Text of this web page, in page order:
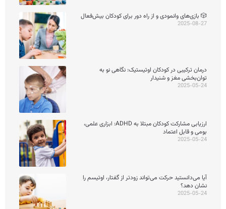
🎲 بازی‌های وانمودی و از راه دور برای کودکان بیش‌فعال
2025-08-27
درمان ترکیبی در کودکان اوتیستیک: نگاهی نو به
توان‌بخشی مغز و شنیدار
2025-05-24
ارزیابی مشارکت کودکان مبتلا به ADHD: ابزاری علمی،
بومی و قابل اعتماد
2025-05-24
آیا می‌دانستید حرکت می‌تواند زودتر از گفتار، اوتیسم را
نشان دهد؟
2025-05-24